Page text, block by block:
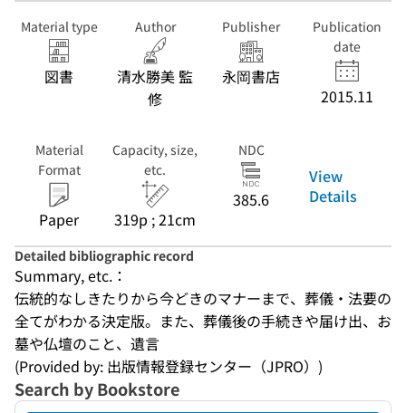
Material type
図書
Author
清水勝美 監
修
Publisher
永岡書店
Publication
date
2015.11
Material
Format
Paper
Capacity, size,
etc.
319p ; 21cm
NDC
385.6
View
Details
Detailed bibliographic record
Summary, etc.：
伝統的なしきたりから今どきのマナーまで、葬儀・法要の
全てがわかる決定版。また、葬儀後の手続きや届け出、お
墓や仏壇のこと、遺言
(Provided by: 出版情報登録センター（JPRO）)
Search by Bookstore